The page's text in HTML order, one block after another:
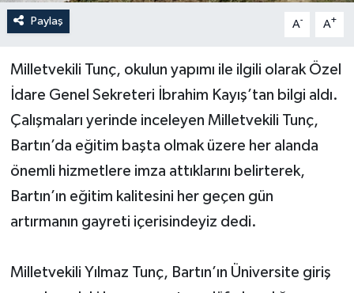
Paylaş A- A+
Milletvekili Tunç, okulun yapımı ile ilgili olarak Özel
İdare Genel Sekreteri İbrahim Kayış’tan bilgi aldı.
Çalışmaları yerinde inceleyen Milletvekili Tunç,
Bartın’da eğitim başta olmak üzere her alanda
önemli hizmetlere imza attıklarını belirterek,
Bartın’ın eğitim kalitesini her geçen gün
artırmanın gayreti içerisindeyiz dedi.
Milletvekili Yılmaz Tunç, Bartın’ın Üniversite giriş
Yerel Yönetimler
YEREL